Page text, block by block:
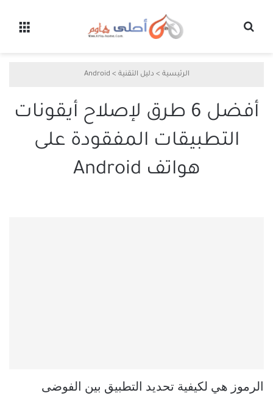
الرئيسية > دليل التقنية >
Android
أفضل 6 طرق لإصلاح أيقونات
التطبيقات المفقودة على
هواتف Android
الرموز هي لكيفية تحديد التطبيق بين الفوضى